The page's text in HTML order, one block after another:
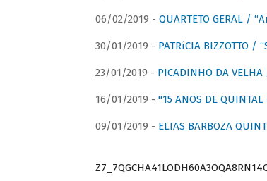
06/02/2019 - QUARTETO GERAL /
30/01/2019 - PATRíCIA BIZZOTTO /
23/01/2019 - PICADINHO DA
16/01/2019 - "15 ANOS DE QUINTAL
09/01/2019 - ELIAS BARBOZA